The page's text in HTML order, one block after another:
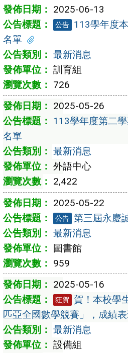
2025-06-13
公告 113學年度
名單
最新消息
訓育組
726
2025-05-26
113學年度第二
名單
最新消息
外語中心
2,422
2025-05-22
公告 第三屆永慶
最新消息
圖書館
959
2025-05-16
狂賀
賀！本校學
匹亞全國數學競賽」，成績表
最新消息
設備組